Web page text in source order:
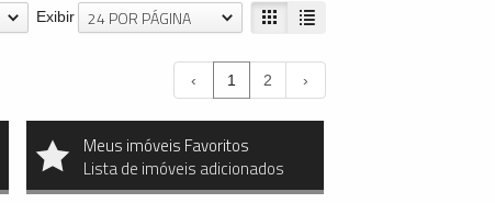
Exibir 24 POR PÁGINA
‹ 1 2 ›
Meus imóveis Favoritos
Lista de imóveis adicionados